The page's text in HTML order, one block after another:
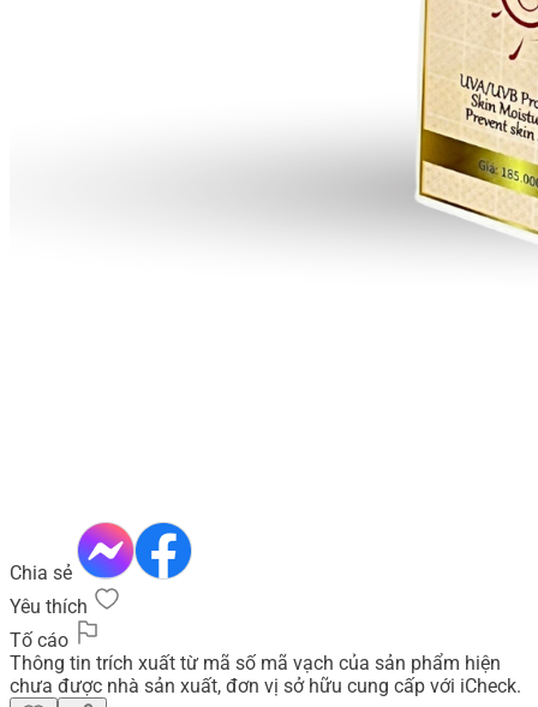
Chia sẻ
Yêu thích
Tố cáo
Thông tin trích xuất từ mã số mã vạch của sản phẩm hiện
chưa được nhà sản xuất, đơn vị sở hữu cung cấp với iCheck.